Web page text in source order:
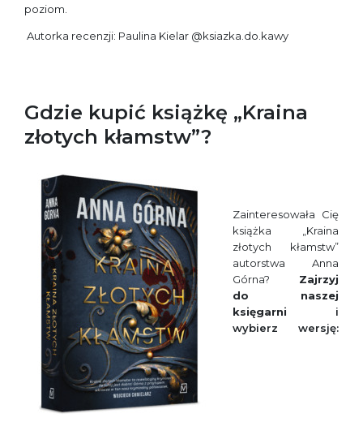
poziom.
Autorka recenzji: Paulina Kielar @ksiazka.do.kawy
Gdzie kupić książkę „Kraina
złotych kłamstw”?
Zainteresowała Cię
książka „Kraina
złotych kłamstw”
autorstwa Anna
Górna? Zajrzyj
do naszej
księgarni i
wybierz wersję: